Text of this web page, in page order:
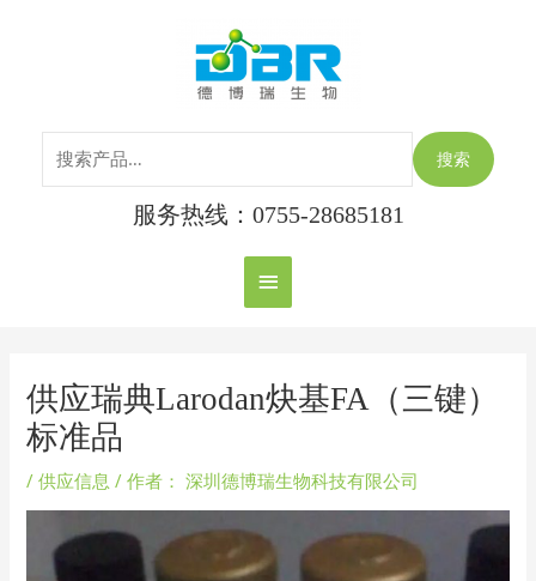
主
菜
单
搜索
服务热线：0755-28685181
供应瑞典Larodan炔基FA（三键）
标准品
/供应信息 / 作者： 深圳德博瑞生物科技有限公司